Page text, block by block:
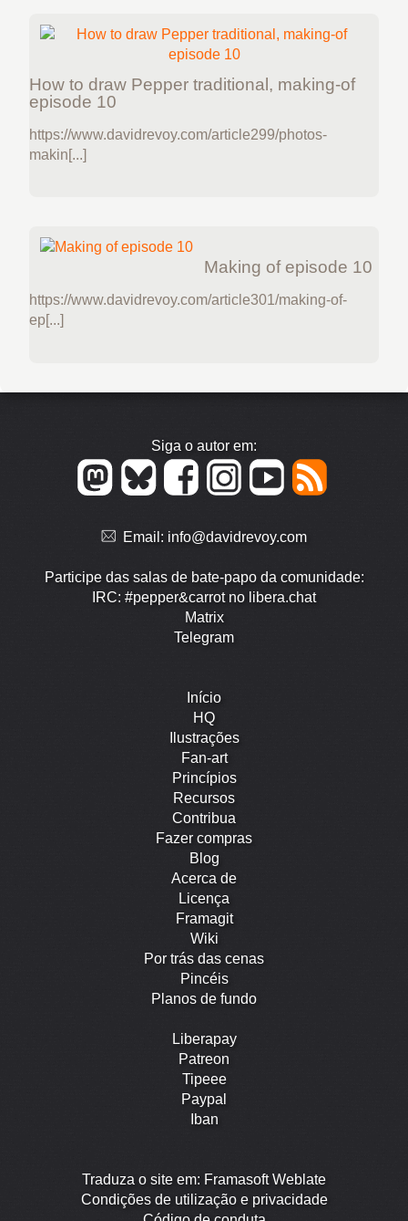
How to draw Pepper traditional, making-of
episode 10
https://www.davidrevoy.com/article299/photos-
makin[...]
Making of episode 10
https://www.davidrevoy.com/article301/making-of-
ep[...]
Siga o autor em:
Email: info@davidrevoy.com
Participe das salas de bate-papo da comunidade:
IRC: #pepper&carrot no libera.chat
Matrix
Telegram
Início
HQ
Ilustrações
Fan-art
Princípios
Recursos
Contribua
Fazer compras
Blog
Acerca de
Licença
Framagit
Wiki
Por trás das cenas
Pincéis
Planos de fundo
Liberapay
Patreon
Tipeee
Paypal
Iban
Traduza o site em: Framasoft Weblate
Condições de utilização e privacidade